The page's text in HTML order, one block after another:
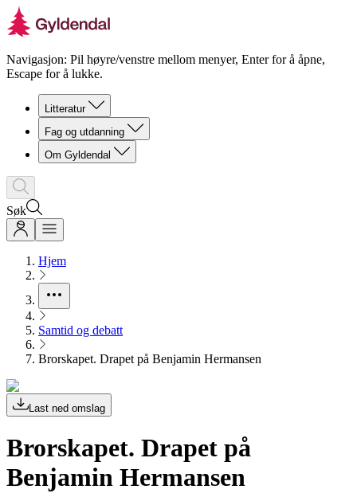
Navigasjon: Pil høyre/venstre mellom menyer, Enter for å åpne,
Escape for å lukke.
Litteratur
Fag og utdanning
Om Gyldendal
Søk
Hjem
Samtid og debatt
Brorskapet. Drapet på Benjamin Hermansen
Last ned omslag
Brorskapet. Drapet på
Benjamin Hermansen